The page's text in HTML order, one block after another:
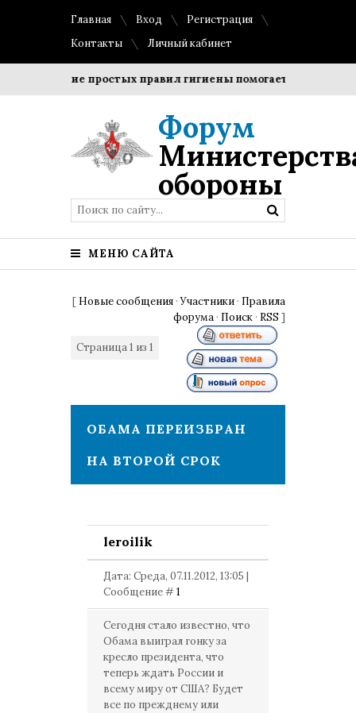
Главная Вход
Регистрация
Контакты
Личный кабинет
Соблюдение простых правил гигиены помогает сохранить
Форум
обороны
МЕНЮ САЙТА
[ Новые сообщения ·Участники · Правила
форума · Поиск · RSS ]
Страница1 из 1
ОБАМА ПЕРЕИЗБРАН
НА ВТОРОЙ СРОК
leroilik
Дата: Среда, 07.11.2012, 13:05 |
Сообщение #1
Сегодня стало известно, что
Обама выиграл гонку за
кресло президента, что
теперь ждать России и
всему миру от США? Будет
все по прежднему или